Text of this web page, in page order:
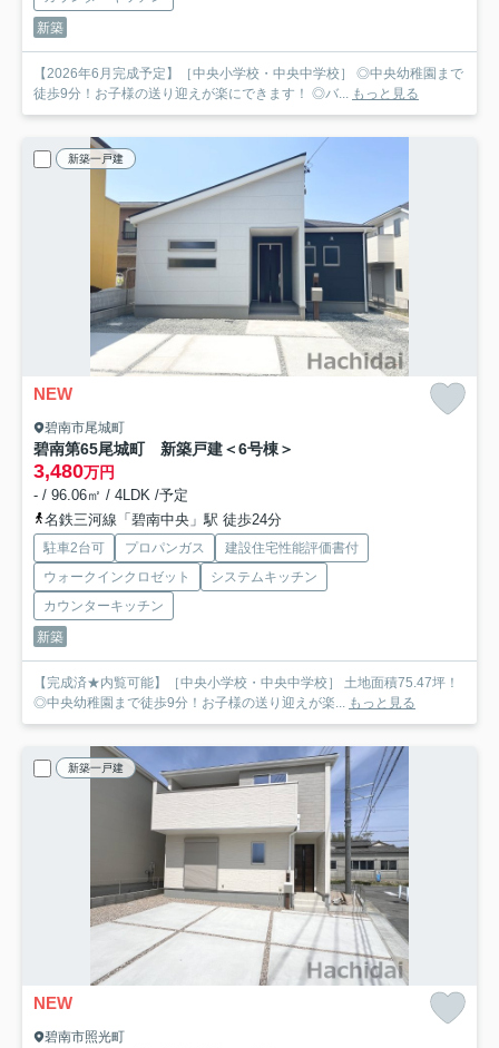
新築
【2026年6月完成予定】［中央小学校・中央中学校］ ◎中央幼稚園まで
徒歩9分！お子様の送り迎えが楽にできます！ ◎バ... もっと見る
新築一戸建
NEW
碧南市尾城町
碧南第65尾城町 新築戸建＜6号棟＞
3,480万円
- / 96.06㎡ / 4LDK /予定
名鉄三河線「碧南中央」駅 徒歩24分
駐車2台可 プロパンガス
建設住宅性能評価書付
ウォークインクロゼット
システムキッチン
カウンターキッチン
新築
【完成済★内覧可能】［中央小学校・中央中学校］ 土地面積75.47坪！
◎中央幼稚園まで徒歩9分！お子様の送り迎えが楽... もっと見る
新築一戸建
NEW
碧南市照光町